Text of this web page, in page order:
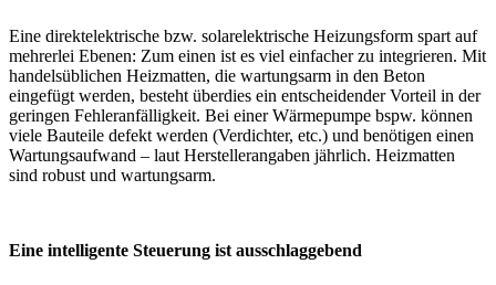
Eine direktelektrische bzw. solarelektrische Heizungsform spart auf
mehrerlei Ebenen: Zum einen ist es viel einfacher zu integrieren. Mit
handelsüblichen Heizmatten, die wartungsarm in den Beton
eingefügt werden, besteht überdies ein entscheidender Vorteil in der
geringen Fehleranfälligkeit. Bei einer Wärmepumpe bspw. können
viele Bauteile defekt werden (Verdichter, etc.) und benötigen einen
Wartungsaufwand – laut Herstellerangaben jährlich. Heizmatten
sind robust und wartungsarm.
Eine intelligente Steuerung ist ausschlaggebend